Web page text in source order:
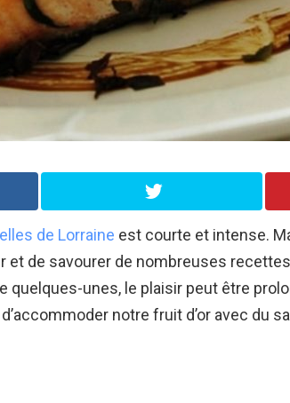
de Lorraine est courte et intense.
et de savourer de nombreuses
quelques-unes, le plaisir peut être
notre fruit d’or avec du